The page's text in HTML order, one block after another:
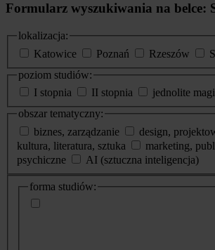
Formularz wyszukiwania na belce:
lokalizacja:
Katowice
Poznań Rzeszów
poziom studiów:
I stopnia
II stopnia jednolite
obszar tematyczny:
biznes, zarządzanie
design,
kultura, literatura, sztuka
marketing,
psychiczne
AI (sztuczna inteligencja)
dodatkowe
informacje
forma studiów: